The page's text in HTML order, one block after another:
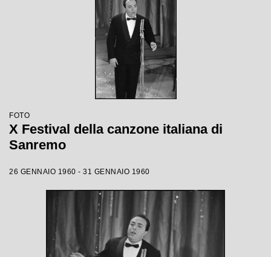
FOTO
X Festival della canzone italiana di
Sanremo
26 GENNAIO 1960 - 31 GENNAIO 1960